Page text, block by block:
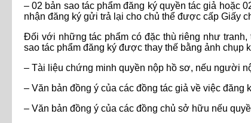
– 02 bản sao tác phẩm đăng ký quyền tác giả hoặc
nhận đăng ký gửi trả lại cho chủ thể được cấp Giấy
Đối với những tác phẩm có đặc thù riêng như
sao tác phẩm đăng ký được thay thế bằng ảnh chụp
– Tài liệu chứng minh quyền nộp hồ sơ, nếu người
– Văn bản đồng ý của các đồng tác giả về việc đăng
– Văn bản đồng ý của các đồng chủ sở hữu nếu